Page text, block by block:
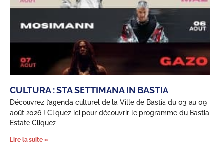
CULTURA : STA SETTIMANA IN BASTIA
Découvrez l’agenda culturel de la Ville de Bastia du 03 au 09
août 2026 ! Cliquez ici pour découvrir le programme du Bastia
Estate Cliquez
Lire la suite »